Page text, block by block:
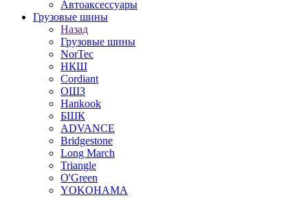
Автоаксессуары
Грузовые шины
Назад
Грузовые шины
NorTec
НКШ
Cordiant
ОШЗ
Hankook
БШК
ADVANCE
Bridgestone
Long March
Triangle
O'Green
YOKOHAMA